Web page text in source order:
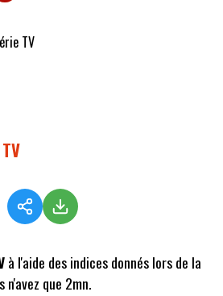
TV
à l'aide des indices donnés lors de la
n'avez que 2mn.